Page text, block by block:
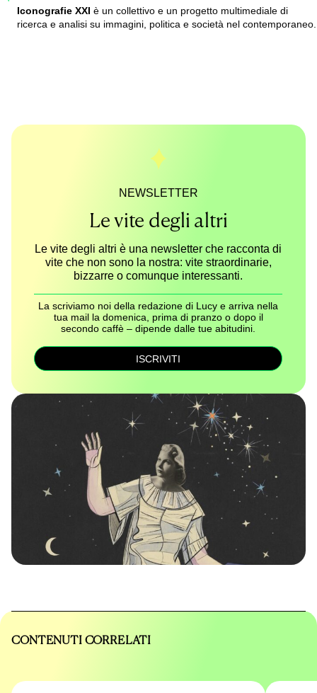
Iconografie XXI è un collettivo e un progetto multimediale di
ricerca e analisi su immagini, politica e società nel contemporaneo.
NEWSLETTER
Le vite degli altri
Le vite degli altri è una newsletter che racconta di
vite che non sono la nostra: vite straordinarie,
bizzarre o comunque interessanti.
La scriviamo noi della redazione di Lucy e arriva nella
tua mail la domenica, prima di pranzo o dopo il
secondo caffè – dipende dalle tue abitudini.
ISCRIVITI
CONTENUTI CORRELATI